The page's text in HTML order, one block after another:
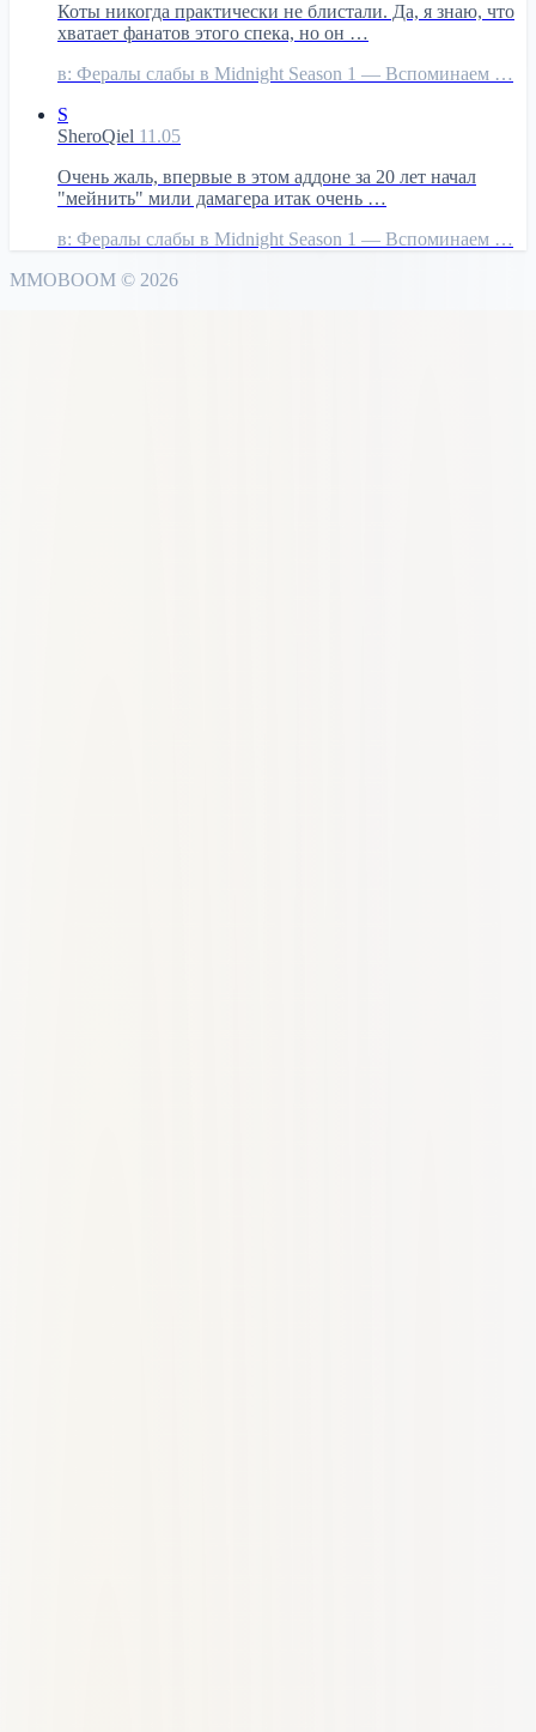
Коты никогда практически не блистали. Да, я знаю, что
хватает фанатов этого спека, но он …
в: Фералы слабы в Midnight Season 1 — Вспоминаем …
S
SheroQiel 11.05
Очень жаль, впервые в этом аддоне за 20 лет начал
"мейнить" мили дамагера итак очень …
в: Фералы слабы в Midnight Season 1 — Вспоминаем …
MMOBOOM © 2026